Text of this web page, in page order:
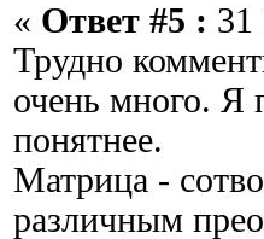
« Ответ #5 : 31
Трудно
очень много. Я
понятнее.
Матрица -
различным